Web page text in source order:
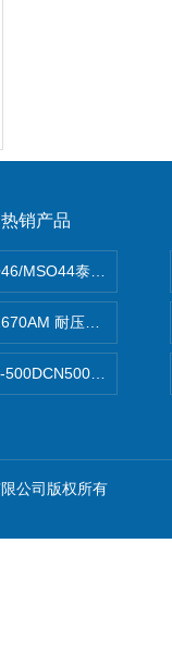
热销产品
MSO44泰克
RK2670AM 耐压测试仪
500DCN500资料收集器
公司版权所有